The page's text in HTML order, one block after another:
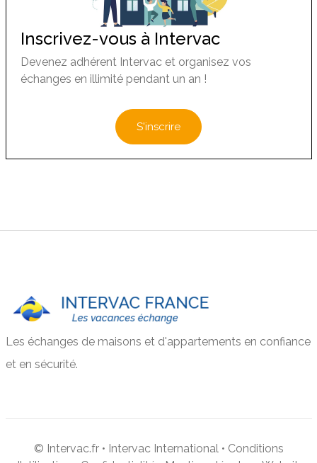
Inscrivez-vous à Intervac
Devenez adhérent Intervac et organisez vos
échanges en illimité pendant un an !
S'inscrire
Les échanges de maisons et d'appartements en confiance
et en sécurité.
© Intervac.fr • Intervac International• Conditions